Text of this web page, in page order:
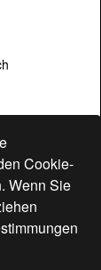
Cookie-
Wenn Sie